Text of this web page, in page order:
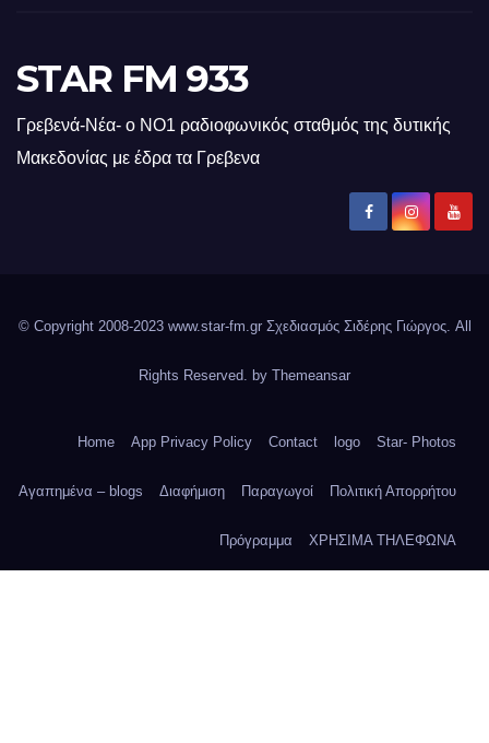
STAR FM 933
Γρεβενά-Νέα- ο ΝΟ1 ραδιοφωνικός σταθμός της δυτικής
Μακεδονίας με έδρα τα Γρεβενα
© Copyright 2008-2023 www.star-fm.gr Σχεδιασμός Σιδέρης Γιώργος. All
Rights Reserved. by Themeansar
Home App Privacy Policy Contact logo Star- Photos
Αγαπημένα – blogs Διαφήμιση Παραγωγοί Πολιτική Απορρήτου
Πρόγραμμα ΧΡΗΣΙΜΑ ΤΗΛΕΦΩΝΑ